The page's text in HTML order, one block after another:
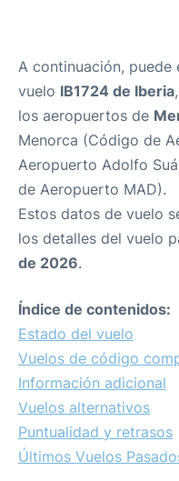
A continuación, puede
vuelo IB1724 de Iberia
los aeropuertos de
Menorca (Código de
Aeropuerto Adolfo
de Aeropuerto MAD).
Estos datos de vuelo
los detalles del vuelo
de 2026.
Índice de contenidos:
Estado del vuelo
Vuelos de código
Información adicional
Vuelos alternativos
Puntualidad y retrasos
Últimos Vuelos